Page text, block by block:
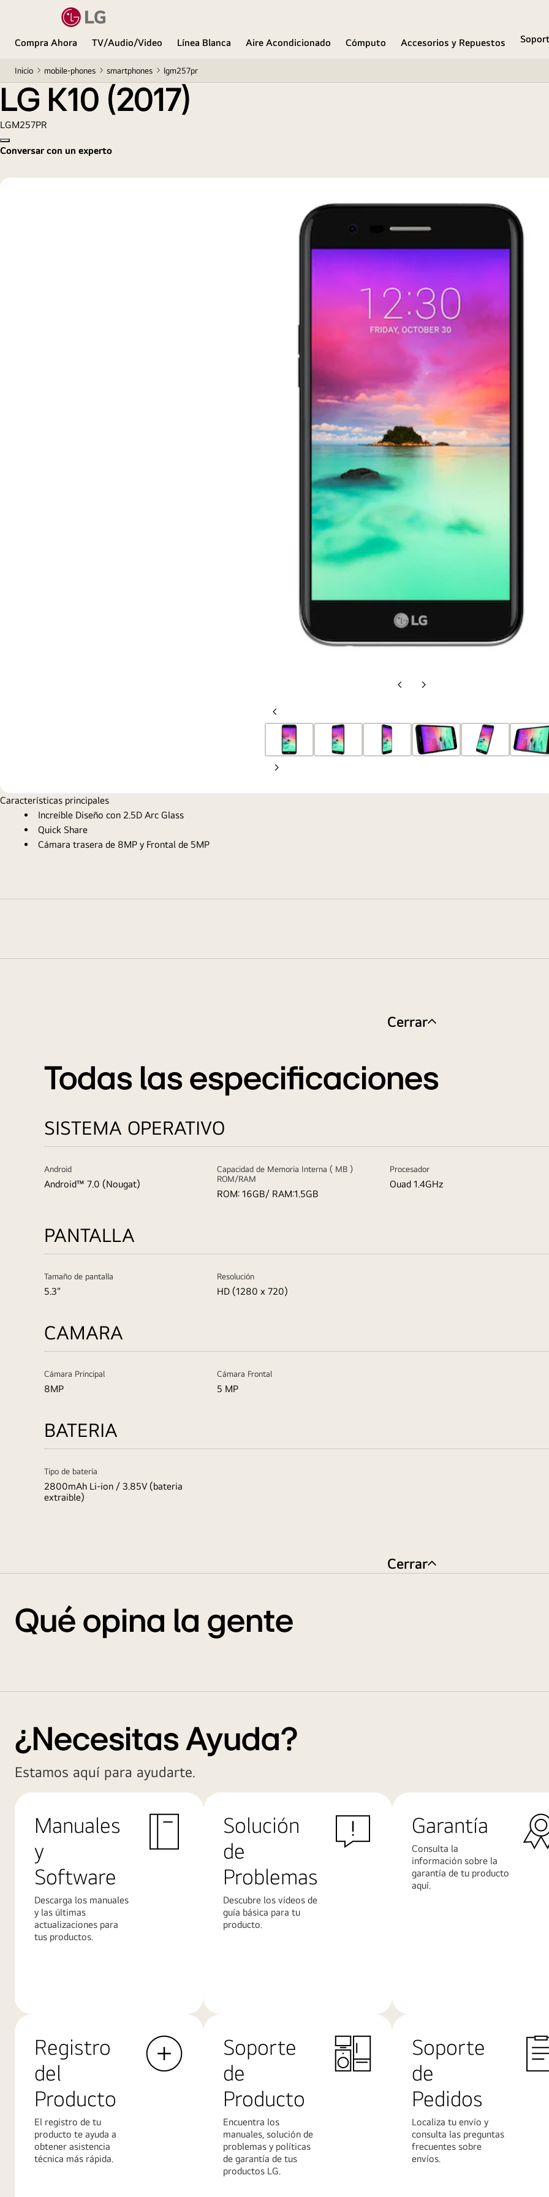
Compra Ahora TV/Audio/Video Línea Blanca Aire Acondicionado Cómputo Accesorios y Repuestos
Inicio mobile-phones smartphones lgm257pr
LG K10 (2017)
LG K10 (2017)
LGM257PR
Copy model name
Conversar con un experto
DiapositivaDiapositiva
Diapositiva
anterior
Diapositiva
Características principales
Increíble Diseño con 2.5D Arc Glass
Quick Share
Cámara trasera de 8MP y Frontal de 5MP
Cerrar
Todas las especificaciones
SISTEMA OPERATIVO
Android
Android™ 7.0 (Nougat)
Capacidad de Memoria Interna ( MB )
ROM/RAM
ROM: 16GB/ RAM:1.5GB
Procesador
Ouad 1.4GHz
PANTALLA
Tamaño de pantalla
5.3"
Resolución
HD (1280 x 720)
CAMARA
Cámara Principal
8MP
Cámara Frontal
5 MP
BATERIA
Tipo de batería
2800mAh Li-ion / 3.85V (bateria
extraible)
Cerrar
Qué opina la gente
¿Necesitas Ayuda?
Estamos aquí para ayudarte.
Manuales
y
Software
Descarga los manuales
y las últimas
actualizaciones para
tus productos.
Solución
de
Problemas
Descubre los vídeos de
guía básica para tu
producto.
Garantía
Consulta la
información sobre la
garantía de tu producto
aquí.
Registro
del
Producto
El registro de tu
producto te ayuda a
obtener asistencia
técnica más rápida.
Soporte
de
Producto
Encuentra los
manuales, solución de
problemas y políticas
de garantía de tus
productos LG.
Soporte
de
Pedidos
Localiza tu envío y
consulta las preguntas
frecuentes sobre
envíos.